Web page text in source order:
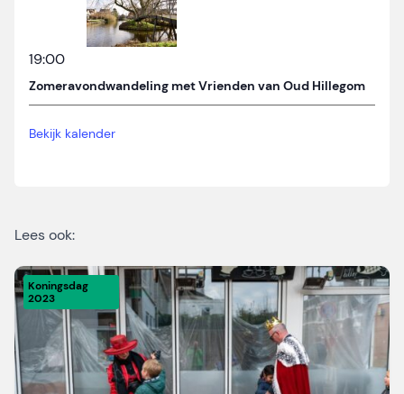
19:00
Zomeravondwandeling met Vrienden van Oud Hillegom
Bekijk kalender
Lees ook:
Koningsdag
2023